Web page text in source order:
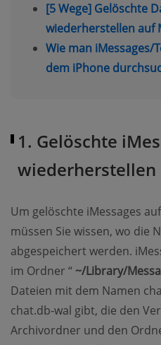
[5 Wege] Gelöschte
wiederherstellen auf
Wie man iMessages/
dem iPhone
1. Gelöschte
wiederherstellen
Um gelöschte iMessages
müssen Sie wissen, wo die
abgespeichert werden.
im Ordner “ ~/Library/
Dateien mit dem Namen
chat.db-wal gibt, die den
Archivordner und den